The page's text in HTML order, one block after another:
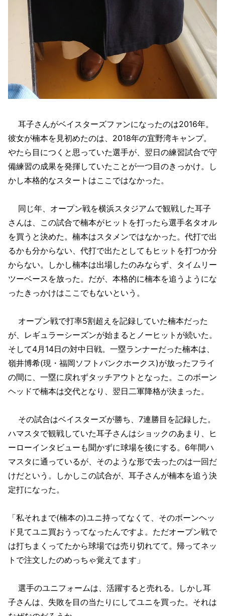
耳子さんがベイスターズファンになったのは2016年。
彼女が楠本を見初めたのは、2018年の宜野湾キャンプ。
やたら目につくと思っていた選手が、翌日の練習試合で守
備練習の成果を発揮していたことが一つ目のきっかけ。し
かし本格的なスタートはここではなかった。
同じ年、オープン戦を横浜スタジアムで観戦した耳子
さんは、この試合で楠本がヒットを打ったら選手名タオル
を買うと決めた。楠本はスタメンではなかった。代打で出
るかも分からない、代打で出たとしてもヒットを打つか分
からない。しかし楠本は出場したのみならず、タイムリー
ツーベースを放った。だが、本格的に楠本を追うようにな
ったきっかけはここでもないという。
オープン戦で打率5割超えを記録していた楠本だった
が、レギュラーシーズンが始まるとノーヒットが続いた。
そして4月14日の対中日戦。一塁ランナーだった楠本は、
嶺井博希(現・福岡ソフトバンクホークス)が放ったフライ
の間に、一塁に戻れずタッチアウトとなった。このボーン
ヘッドで楠本は交代となり、翌日二軍降格が決まった。
その試合はベイスターズが勝ち、7連勝目を記録した。
ハマスタで観戦していた耳子さんはショックのあまり、ヒ
ーローインタビューも聞かずに球場を後にする。6年間ハ
マスタに通っているが、そのような形で去ったのは一回だ
けだという。しかしこの試合が、耳子さんが楠本を追う決
定打になった。
「私それまで(楠本の)ユニ持ってなくて、そのボーンヘッ
ド見てユニ買おうってなったんですよ。ただオープン戦で
は打ちまくってたから球場では売り切れてて。帰ってネッ
トで注文したのめっちゃ覚えてます」
選手のユニフォームは、活躍すると売れる。しかし耳
子さんは、失敗を目の当たりにしてユニを買った。それは